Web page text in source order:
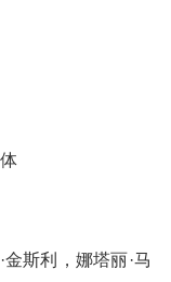
斯利，娜塔丽·马